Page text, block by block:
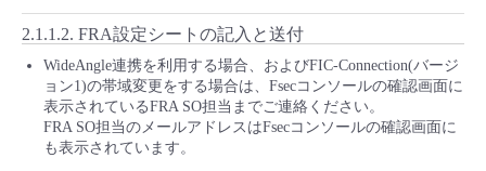
2.1.1.2. FRA設定シートの記入と送付
WideAngle連携を利用する場合、およびFIC-Connection(バージ
ョン1)の帯域変更をする場合は、Fsecコンソールの確認画面に
表示されているFRA SO担当までご連絡ください。
FRA SO担当のメールアドレスはFsecコンソールの確認画面に
も表示されています。